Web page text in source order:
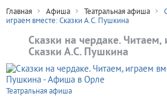
Главная Афиша Театральная афиша
играем вместе: Сказки А.С. Пушкина
Сказки на чердаке. Читаем,
Сказки А.С. Пушкина
Театральная афиша